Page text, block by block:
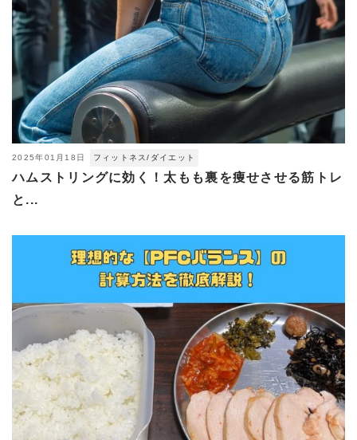
2025年01月18日 フィットネス/ダイエット
ハムストリングに効く！太もも裏を痩せさせる筋トレ
と...